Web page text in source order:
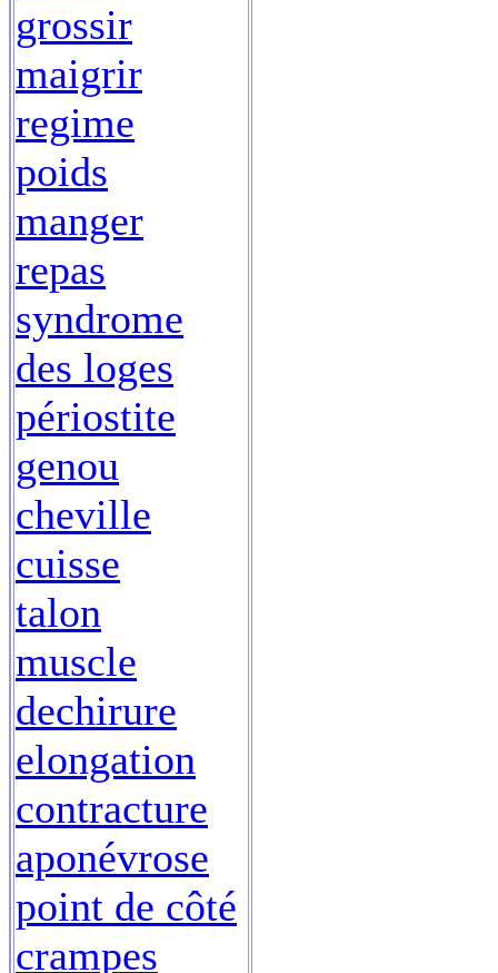
grossir
maigrir
regime
poids
manger
repas
syndrome
des loges
périostite
genou
cheville
cuisse
talon
muscle
dechirure
elongation
contracture
aponévrose
point de côté
crampes